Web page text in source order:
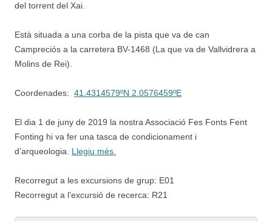
del torrent del Xai.
Està situada a una corba de la pista que va de can
Campreciós a la carretera BV-1468 (La que va de Vallvidrera a
Molins de Rei).
Coordenades: 41.4314579ºN 2.0576459ºE
El dia 1 de juny de 2019 la nostra Associació Fes Fonts Fent
Fonting hi va fer una tasca de condicionament i
d’arqueologia. Llegiu més.
Recorregut a les excursions de grup: E01
Recorregut a l’excursió de recerca: R21